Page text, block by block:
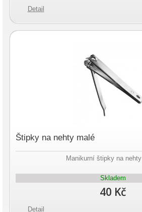
Detail
Štipky na nehty malé
Manikurní štipky na
Skladem
40 Kč
Detail